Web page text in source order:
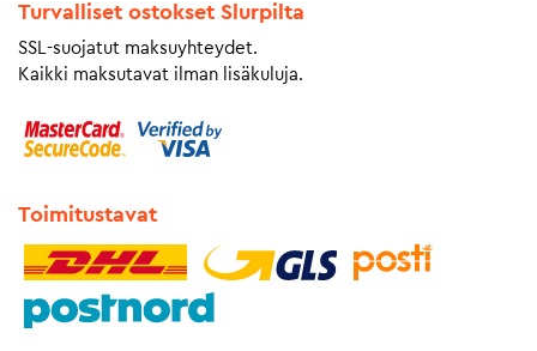
Turvalliset ostokset Slurpilta
SSL-suojatut maksuyhteydet.
Kaikki maksutavat ilman lisäkuluja.
Toimitustavat